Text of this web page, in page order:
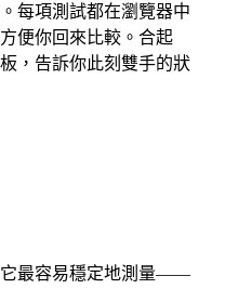
每項測試都在瀏覽器中
便你回來比較。合起
，告訴你此刻雙手的狀
它最容易穩定地測量——